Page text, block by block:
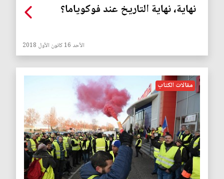
نهاية، نهاية التاريخ عند فوكوياما؟
الأحد 16 كانون الأول 2018
مقالات الكتاب